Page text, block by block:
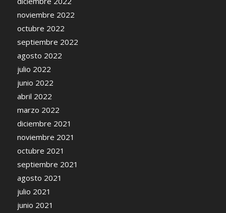
noviembre 2022
octubre 2022
septiembre 2022
agosto 2022
julio 2022
junio 2022
abril 2022
marzo 2022
diciembre 2021
noviembre 2021
octubre 2021
septiembre 2021
agosto 2021
julio 2021
junio 2021